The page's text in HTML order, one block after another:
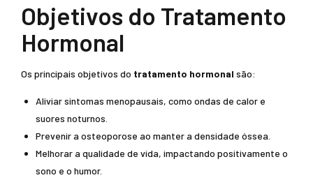
Objetivos do Tratamento
Hormonal
Os principais objetivos do tratamento hormonal são:
Aliviar sintomas menopausais, como ondas de calor e
suores noturnos.
Prevenir a osteoporose ao manter a densidade óssea.
Melhorar a qualidade de vida, impactando positivamente o
sono e o humor.